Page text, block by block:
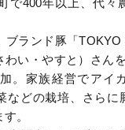
で400年以上、代々
ブランド豚「
わい・やすと）さん
。家族経営でアイ
などの栽培、さらに
。